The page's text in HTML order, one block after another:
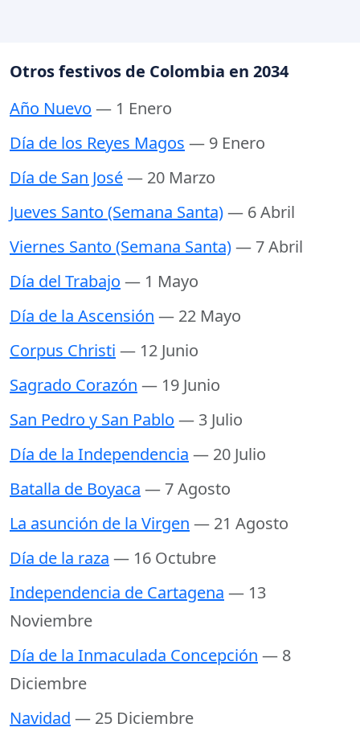
Otros festivos de Colombia en 2034
Año Nuevo — 1 Enero
Día de los Reyes Magos — 9 Enero
Día de San José— 20 Marzo
Jueves Santo (Semana Santa)— 6 Abril
Viernes Santo (Semana Santa)— 7 Abril
Día del Trabajo — 1 Mayo
Día de la Ascensión — 22 Mayo
Corpus Christi — 12 Junio
Sagrado Corazón — 19 Junio
San Pedro y San Pablo — 3 Julio
Día de la Independencia — 20 Julio
Batalla de Boyaca — 7 Agosto
La asunción de la Virgen — 21 Agosto
Día de la raza — 16 Octubre
Independencia de Cartagena — 13
Noviembre
Día de la Inmaculada Concepción — 8
Diciembre
Navidad — 25 Diciembre